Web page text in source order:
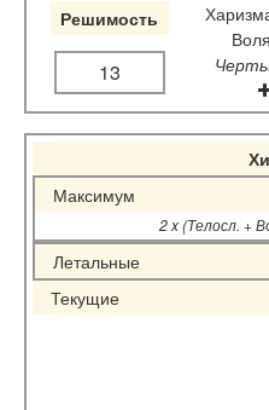
Решимость
13
Воля
Максимум
2 x (Телосл. +
Летальные
Текущие